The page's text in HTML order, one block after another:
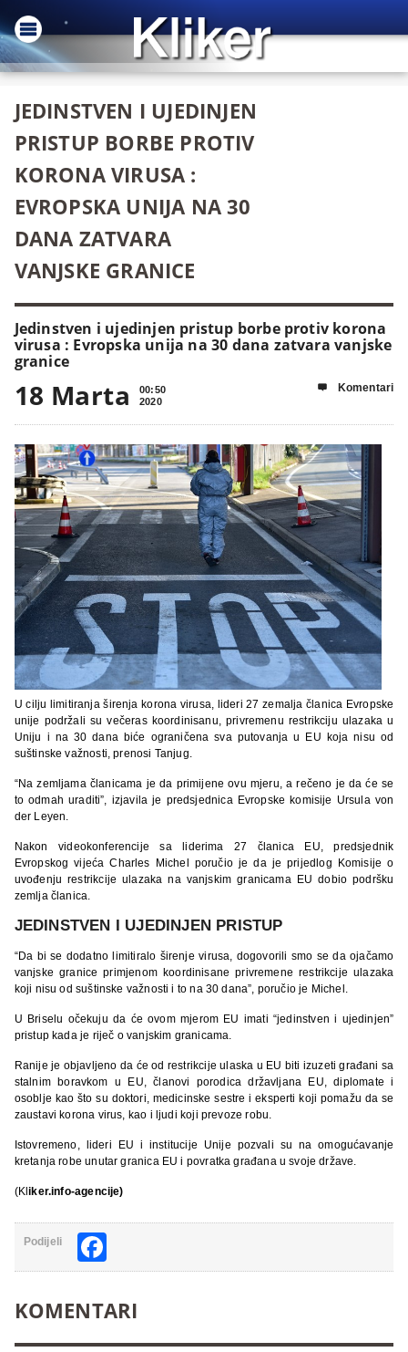
JEDINSTVEN I UJEDINJEN
PRISTUP BORBE PROTIV
KORONA VIRUSA :
EVROPSKA UNIJA NA 30
DANA ZATVARA
VANJSKE GRANICE
Jedinstven i ujedinjen pristup borbe protiv korona
virusa : Evropska unija na 30 dana zatvara vanjske
granice
18 Marta
00:50
2020
 Komentari
U cilju limitiranja širenja korona virusa, lideri 27 zemalja članica Evropske
unije podržali su večeras koordinisanu, privremenu restrikciju ulazaka u
Uniju i na 30 dana biće ograničena sva putovanja u EU koja nisu od
suštinske važnosti, prenosi Tanjug.
“Na zemljama članicama je da primijene ovu mjeru, a rečeno je da će se
to odmah uraditi”, izjavila je predsjednica Evropske komisije Ursula von
der Leyen.
Nakon videokonferencije sa liderima 27 članica EU, predsjednik
Evropskog vijeća Charles Michel poručio je da je prijedlog Komisije o
uvođenju restrikcije ulazaka na vanjskim granicama EU dobio podršku
zemlja članica.
JEDINSTVEN I UJEDINJEN PRISTUP
“Da bi se dodatno limitiralo širenje virusa, dogovorili smo se da ojačamo
vanjske granice primjenom koordinisane privremene restrikcije ulazaka
koji nisu od suštinske važnosti i to na 30 dana”, poručio je Michel.
U Briselu očekuju da će ovom mjerom EU imati “jedinstven i ujedinjen”
pristup kada je riječ o vanjskim granicama.
Ranije je objavljeno da će od restrikcije ulaska u EU biti izuzeti građani sa
stalnim boravkom u EU, članovi porodica državljana EU, diplomate i
osoblje kao što su doktori, medicinske sestre i eksperti koji pomažu da se
zaustavi korona virus, kao i ljudi koji prevoze robu.
Istovremeno, lideri EU i institucije Unije pozvali su na omogućavanje
kretanja robe unutar granica EU i povratka građana u svoje države.
(Kliker.info-agencije)
Podijeli
KOMENTARI